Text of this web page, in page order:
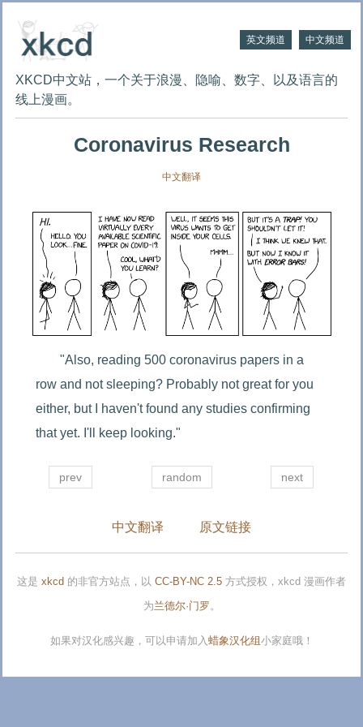
英文频道 中文频道
XKCD中文站，一个关于浪漫、隐喻、数字、以及语言的
线上漫画。
Coronavirus Research
中文翻译
"Also, reading 500 coronavirus papers in a
row and not sleeping? Probably not great for you
either, but I haven't found any studies confirming
that yet. I'll keep looking."
prev next
random
中文翻译 原文链接
这是 xkcd 的非官方站点，以 CC-BY-NC 2.5 方式授权，xkcd 漫画作者
为兰德尔·门罗。
如果对汉化感兴趣，可以申请加入蜡象汉化组小家庭哦！